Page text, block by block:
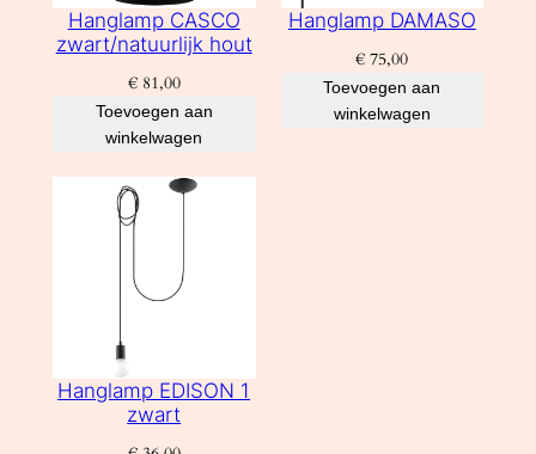
Hanglamp CASCO
zwart/natuurlijk hout
€81,00
Toevoegen aan
winkelwagen
Hanglamp DAMASO
€ 75,00
Toevoegen aan
winkelwagen
Hanglamp EDISON 1
zwart